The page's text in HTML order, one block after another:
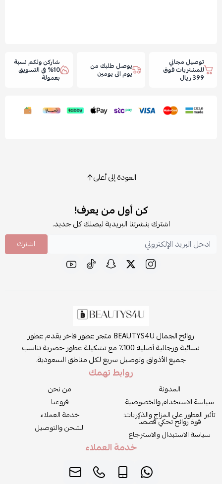
توصيل مجاني
للمشتريات فوق
399 ريال
يوصل طلبك من
يوم الى يومين
شاركن ولكم نسبة
10% في التسويق
بعمولة
العودة إلى أعلى
كن أول من يعرف!
اشترك بنشرتنا البريدية ليصلك كل جديد.
اشترك
روائح الجمال BEAUTYS4U متجر عطور فاخر يقدم عطور
نسائية ورجالية أصلية 100٪ مع تشكيلة عطور حصرية تناسب
جميع الأذواق وتوصيل سريع لكل مناطق السعودية.
روابط تهمك
المدونة
سياسة الاستخدام والخصوصية
تأثير العطور على المزاج والذكريات:
قوة روائح تحكي قصصاً
سياسة الاستبدال والاسترجاع
من نحن
فروعنا
خدمة العملاء
الشحن والتوصيل
خدمة العملاء